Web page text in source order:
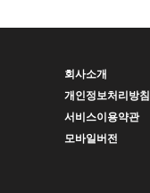
회사소개
개인정보처리방침
서비스이용약관
모바일버전